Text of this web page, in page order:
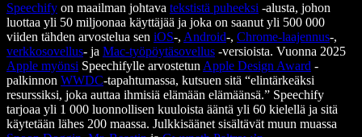
Speechify on maailman johtava tekstistä puheeksi -alusta, johon
luottaa yli 50 miljoonaa käyttäjää ja joka on saanut yli 500 000
viiden tähden arvostelua sen iOS-, Android-, Chrome-laajennus-,
verkkosovellus- ja Mac-työpöytäsovellus -versioista. Vuonna 2025
Apple myönsi Speechifylle arvostetun Apple Design Award -
palkinnon WWDC-tapahtumassa, kutsuen sitä “elintärkeäksi
resurssiksi, joka auttaa ihmisiä elämään elämäänsä.” Speechify
tarjoaa yli 1 000 luonnollisen kuuloista ääntä yli 60 kielellä ja sitä
käytetään lähes 200 maassa. Julkkisäänet sisältävät muun muassa